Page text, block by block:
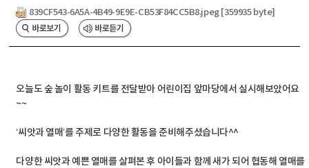
839CF543-6A5A-4B49-9E9E-CB53F84CC5B8.jpeg [359935 byte]
오늘도 숲 놀이 활동 키트를 전달받아 어린이집 앞마당에서 실시해보았어요
~~
‘씨앗과 열매’를 주제로 다양한 활동을 준비해주셨습니다^^
다양한 씨앗과 예쁜 열매를 살펴본 후 아이들과 함께 새가 되어 협동해 열매를